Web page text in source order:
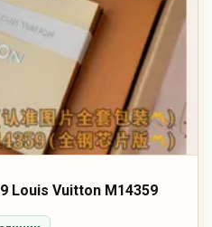
Louis Vuitton M14359